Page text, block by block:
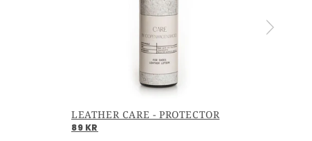
LEATHER CARE - PROTECTOR
89 KR